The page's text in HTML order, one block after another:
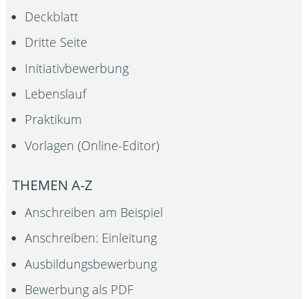
Deckblatt
Dritte Seite
Initiativbewerbung
Lebenslauf
Praktikum
Vorlagen (Online-Editor)
THEMEN A-Z
Anschreiben am Beispiel
Anschreiben: Einleitung
Ausbildungsbewerbung
Bewerbung als PDF